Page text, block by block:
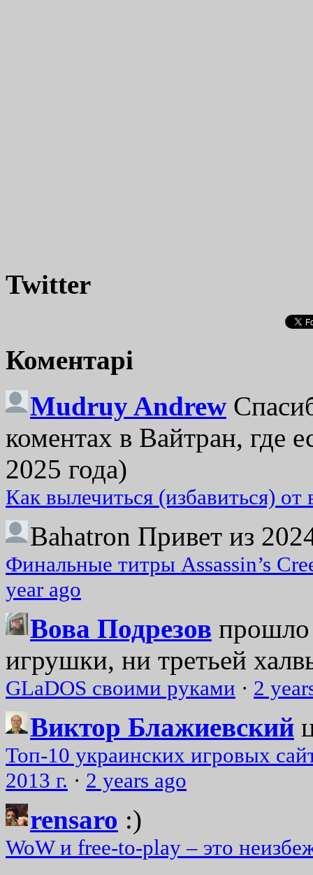
Twitter
Коментарі
Mudruy Andrew
коментах в Вайтран, где
2025 года)
Как вылечиться (избавиться)
Bahatron Привет из
Финальные титры Assassin’s
year ago
Вова Подрезов прошло
игрушки, ни третьей
GLaDOS своими руками · 2
Виктор Блажиевский
Топ-10 украинских игровых
2013 г. · 2 years ago
rensaro :)
WoW и free-to-play – это